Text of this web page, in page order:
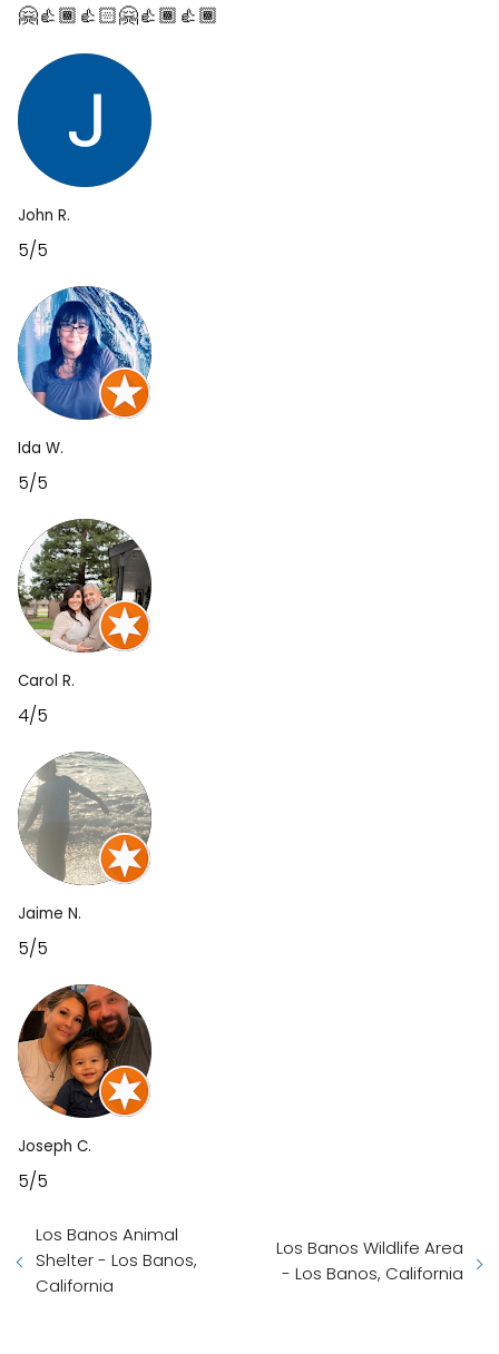
🤗👍🏾👍🏻🤗👍🏾👍🏾
John R.
5/5
Ida W.
5/5
Carol R.
4/5
Jaime N.
5/5
Joseph C.
5/5
Los Banos Animal
Shelter - Los Banos,
California
Los Banos Wildlife Area
- Los Banos, California